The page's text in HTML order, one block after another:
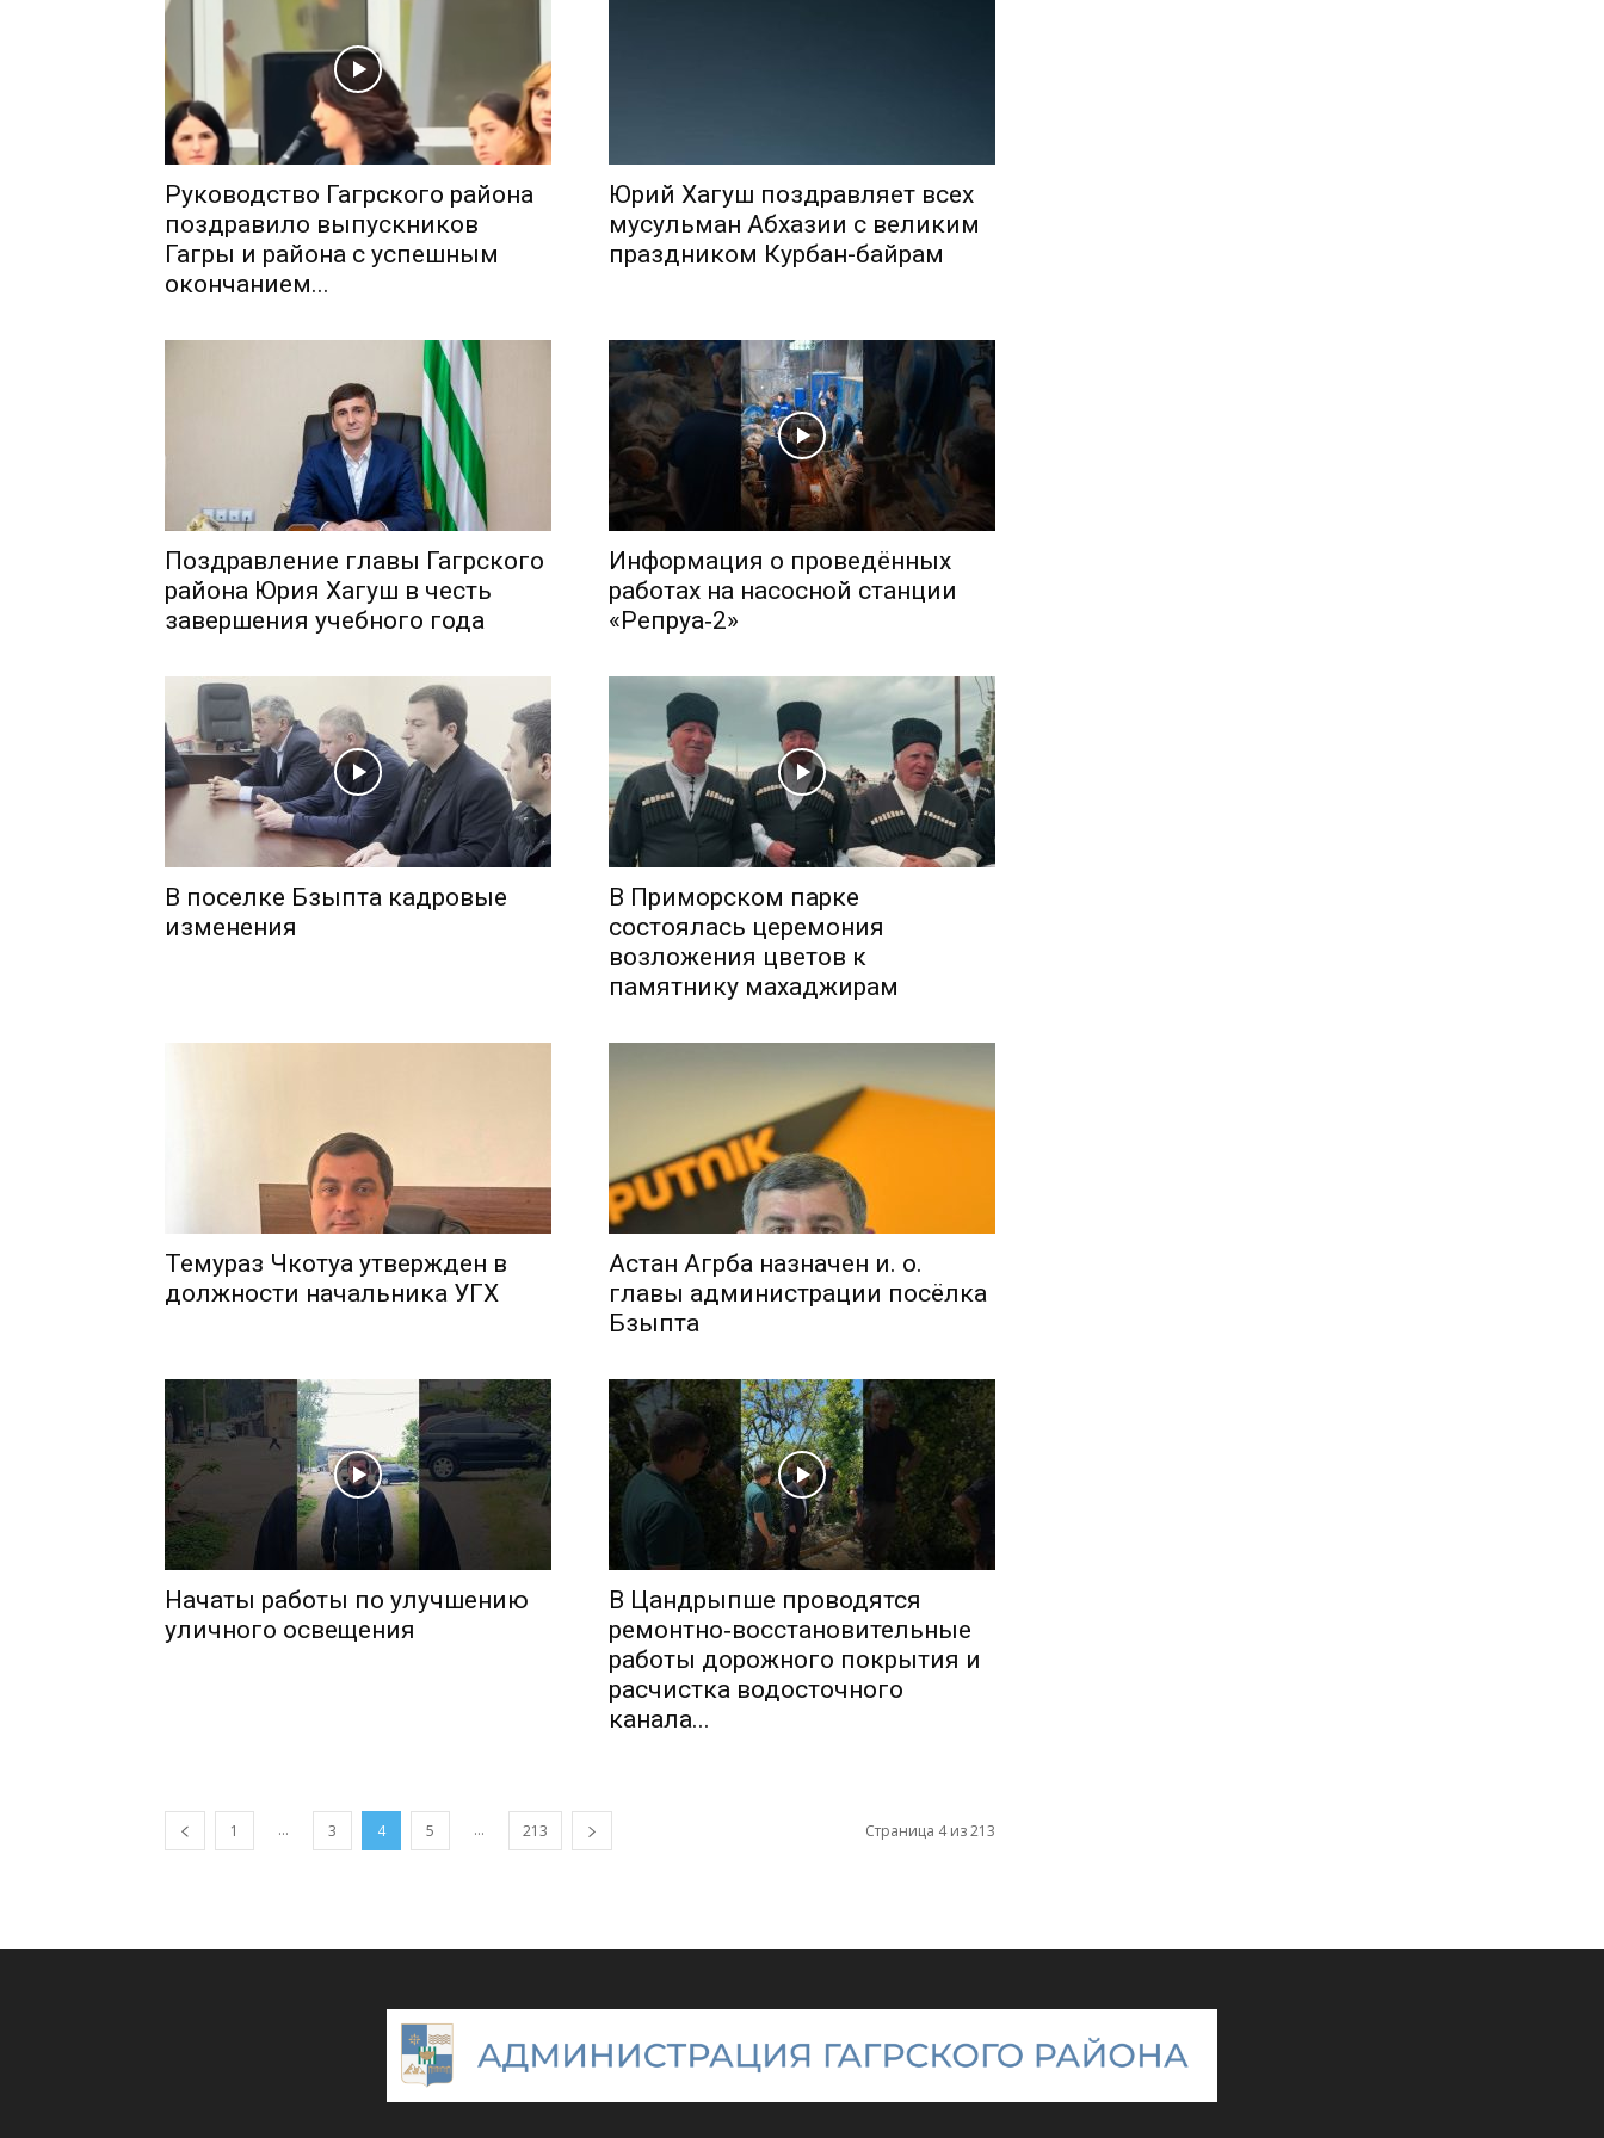
Руководство Гагрского района
поздравило выпускников
Гагры и района с успешным
окончанием...
Юрий Хагуш поздравляет всех
мусульман Абхазии с великим
праздником Курбан-байрам
Поздравление главы Гагрского
района Юрия Хагуш в честь
завершения учебного года
Информация о проведённых
работах на насосной станции
«Репруа‑2»
В поселке Бзыпта кадровые
изменения
В Приморском парке
состоялась церемония
возложения цветов к
памятнику махаджирам
Темураз Чкотуа утвержден в
должности начальника УГХ
Астан Агрба назначен и. о.
главы администрации посёлка
Бзыпта
Начаты работы по улучшению
уличного освещения
В Цандрыпше проводятся
ремонтно‑восстановительные
работы дорожного покрытия и
расчистка водосточного
канала...
1 ... 3 4 5 ... 213 Страница 4 из 213